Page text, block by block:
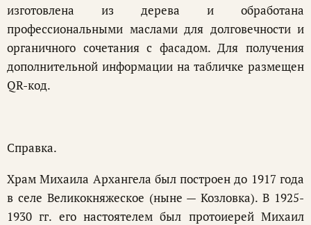
изготовлена из дерева и обработана
профессиональными маслами для долговечности и
органичного сочетания с фасадом. Для получения
дополнительной информации на табличке размещен
QR-код.
Справка.
Храм Михаила Архангела был построен до 1917 года
в селе Великокняжеское (ныне — Козловка). В 1925-
1930 гг. его настоятелем был протоиерей Михаил